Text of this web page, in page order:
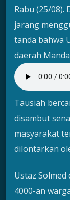
Rabu (25/08).
jarang
tanda bahwa
daerah
Tausiah
disambut
masyarakat
dilontarkan
Ustaz
4000-an